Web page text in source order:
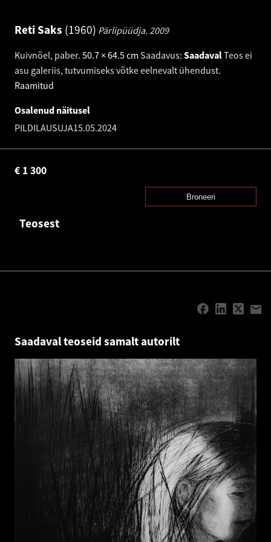
Reti Saks 1960 Pärlipüüdja. 2009
Kuivnõel, paber. 50.7 × 64.5 cm Saadavus: SaadavalTeos ei
asu galeriis, tutvumiseks võtke eelnevalt ühendust.
Raamitud
Osalenud näitusel
PILDILAUSUJA15.05.2024
1 300
€
Broneeri
Teosest
Saadaval teoseid samalt autorilt